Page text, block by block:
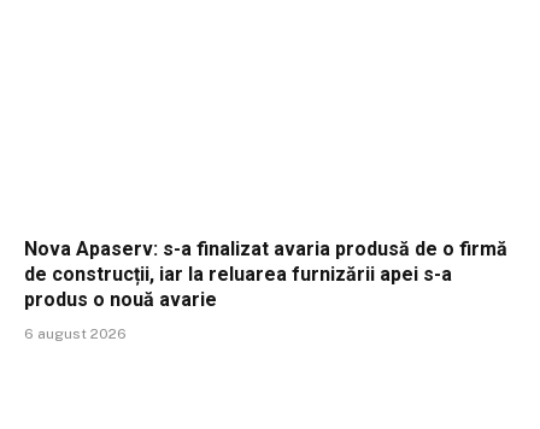
Nova Apaserv: s-a finalizat avaria produsă de o firmă
de construcții, iar la reluarea furnizării apei s-a
produs o nouă avarie
6 august 2026